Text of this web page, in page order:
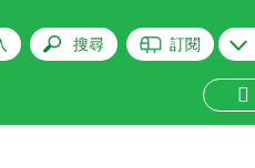
搜尋 訂閱